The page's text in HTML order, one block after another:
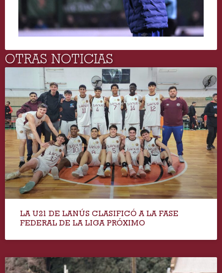
OTRAS NOTICIAS
LA U21 DE LANÚS CLASIFICÓ A LA FASE
FEDERAL DE LA LIGA PRÓXIMO